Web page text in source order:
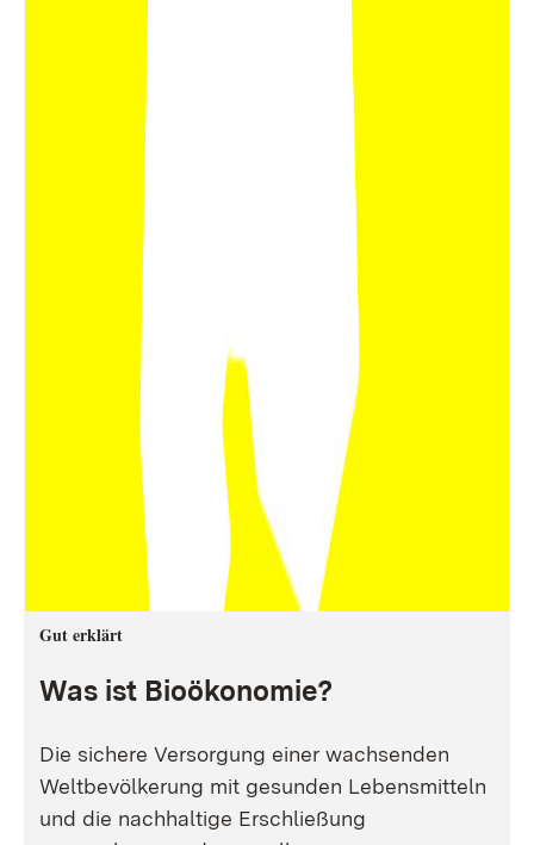
Gut erklärt
Was ist Bioökonomie?
Die sichere Versorgung einer wachsenden
Weltbevölkerung mit gesunden Lebensmitteln
und die nachhaltige Erschließung